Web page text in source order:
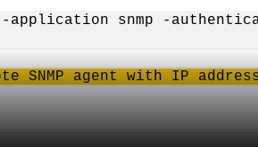
application snmp -
SNMP agent with IP